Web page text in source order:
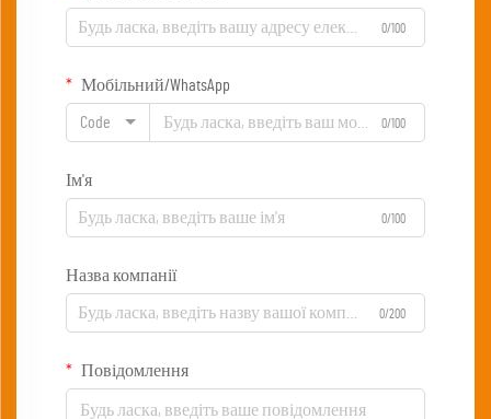
0/100
Мобільний/WhatsApp
Code 0/100
Ім'я
0/100
Назва компанії
0/200
Повідомлення